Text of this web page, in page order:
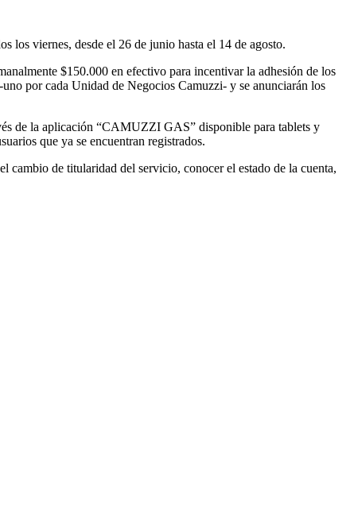
los viernes, desde el 26 de junio hasta el 14 de agosto.
$150.000 en efectivo para incentivar la adhesión de los
por cada Unidad de Negocios Camuzzi- y se anunciarán los
de la aplicación “CAMUZZI GAS” disponible para tablets y
que ya se encuentran registrados.
cambio de titularidad del servicio, conocer el estado de la cuenta,